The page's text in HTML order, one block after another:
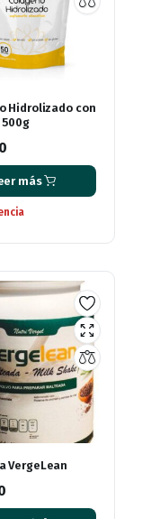
Hidrolizado con
500g
más
VergeLean